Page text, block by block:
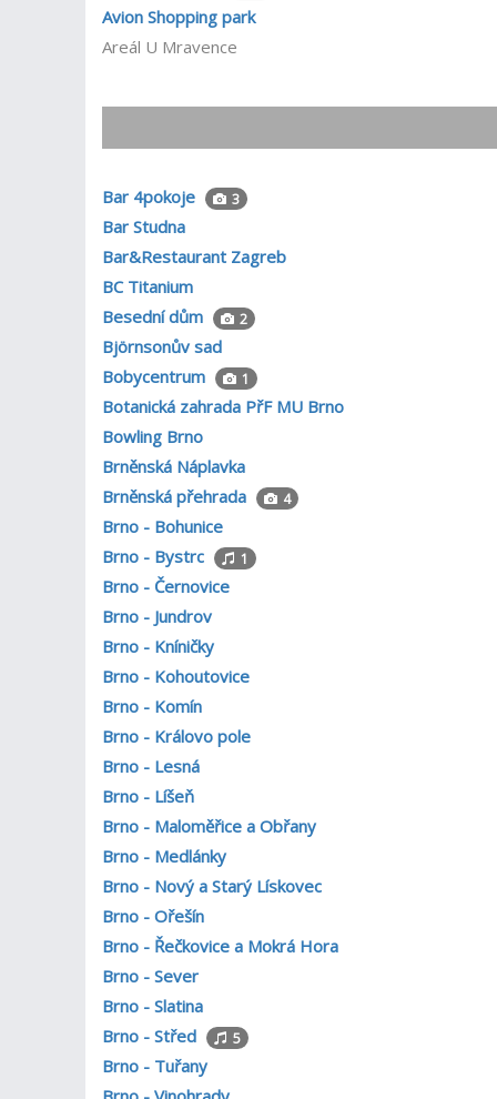
Avion Shopping park
Areál U Mravence
Bar 4pokoje 3
Bar Studna
Bar&Restaurant Zagreb
BC Titanium
Besední dům
2
Björnsonův sad
Bobycentrum
1
Botanická zahrada PřF MU Brno
Bowling Brno
Brněnská Náplavka
Brněnská přehrada
4
Brno - Bohunice
Brno - Bystrc
1
Brno - Černovice
Brno - Jundrov
Brno - Kníničky
Brno - Kohoutovice
Brno - Komín
Brno - Královo pole
Brno - Lesná
Brno - Líšeň
Brno - Maloměřice a Obřany
Brno - Medlánky
Brno - Nový a Starý Lískovec
Brno - Ořešín
Brno - Řečkovice a Mokrá Hora
Brno - Sever
Brno - Slatina
Brno - Střed
5
Brno - Tuřany